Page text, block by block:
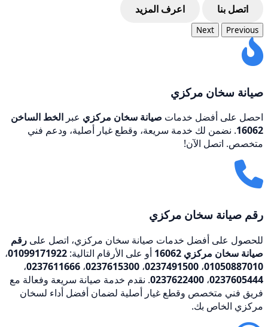
اتصل بنا اعرف المزيد
Previous
Next
صيانة سخان مركزي
احصل على أفضل خدمات صيانة سخان مركزي عبر الخط الساخن
16062. نضمن لك خدمة سريعة، وقطع غيار أصلية، ودعم فني
متخصص. اتصل الآن!
رقم صيانة سخان مركزي
للحصول على أفضل خدمات صيانة سخان مركزي، اتصل على رقم
صيانة سخان مركزي 16062
أو على الأرقام التالية: 01099171922،
01050887010، 0237491500، 0237615300، 0237611666،
0237605444، 0237622400. نقدم خدمة صيانة سريعة وفعالة مع
فريق فني متخصص وقطع غيار أصلية لضمان أفضل أداء لسخان
مركزي الخاص بك.